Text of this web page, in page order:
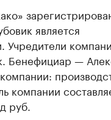
является
Учредители
Бенефициар —
компании
руб.